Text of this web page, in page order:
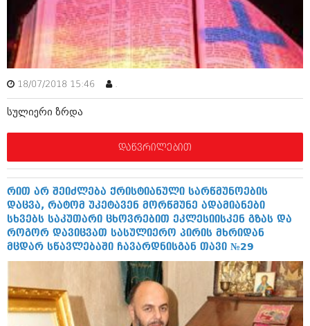
მარტი 2014 (413)
თებერვალი 2014 (318)
იანვარი 2014 (297)
დეკემბერი 2013 (365)
ნოემბერი 2013 (279)
სექტემბერი 2013 (368)
აგვისტო 2013 (89)
ივლისი 2013 (182)
მაისი 2013 (259)
მარტი 2013 (352)
იანვარი 2013 (334)
დეკემბერი 2012 (98)
ნოემბერი 2012 (295)
ოქტომბერი 2012 (350)
სექტემბერი 2012 (264)
აგვისტო 2012 (268)
ივლისი 2012 (322)
ივნისი 2012 (282)
მაისი 2012 (240)
აპრილი 2012 (294)
18/07/2018 15:46 .
სულიერი ზრდა
დაწვრილებით
რით არ შეიძლება ქრისტიანული სარწმუნოების
დაცვა, რატომ უკეტავენ მორწმუნე ადამიანები
სხვებს საკუთარი ცხოვრებით ეკლესიისკენ გზას და
როგორ დავიცვათ სასულიერო პირის მხრიდან
მცდარ სწავლებაში ჩავარდნისგან თავი №29